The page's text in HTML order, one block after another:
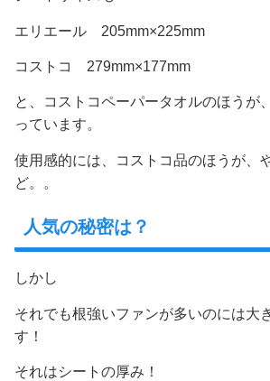
エリエール 205mm×225mm
コストコ 279mm×177mm
と、コストコペーパータオルのほうが
っています。
使用感的には、コストコ品のほうが、
ど。。
人気の秘密は？
しかし
それでも根強いファンが多いのには大
す！
それはシートの厚み！